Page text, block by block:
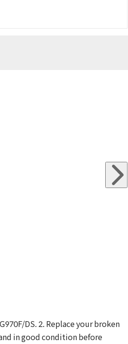
DS. 2. Replace your broken
in good condition before